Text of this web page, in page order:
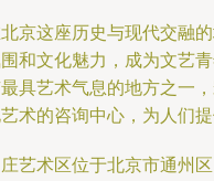
京这座历史与现代交融
和文化魅力，成为文艺
具艺术气息的地方之一
术的咨询中心，为人们
艺术区位于北京市通州